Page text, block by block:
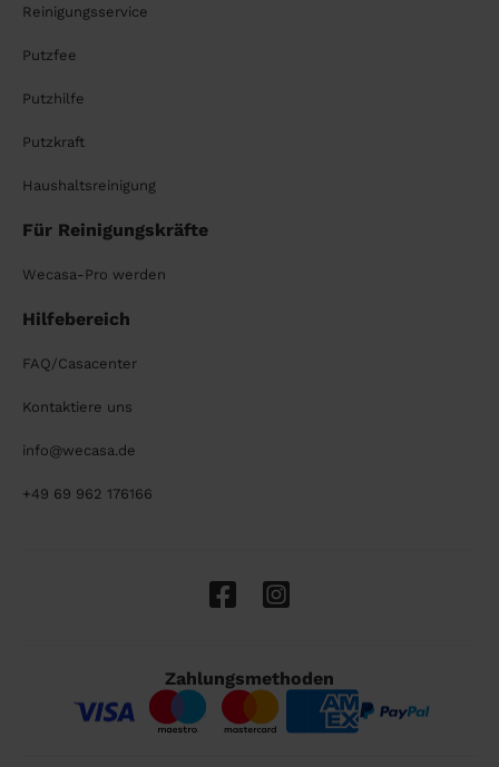
Reinigungsservice
Putzfee
Putzhilfe
Putzkraft
Haushaltsreinigung
Für Reinigungskräfte
Wecasa-Pro werden
Hilfebereich
FAQ/Casacenter
Kontaktiere uns
info@wecasa.de
+49 69 962 176166
Zahlungsmethoden